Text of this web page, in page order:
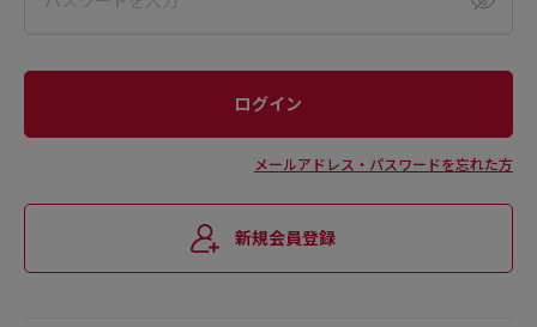
メールアドレス・パスワードを忘れた方
新規会員登録